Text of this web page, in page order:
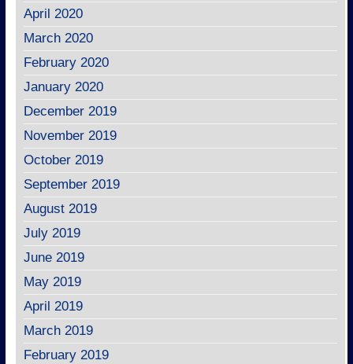
April 2020
March 2020
February 2020
January 2020
December 2019
November 2019
October 2019
September 2019
August 2019
July 2019
June 2019
May 2019
April 2019
March 2019
February 2019